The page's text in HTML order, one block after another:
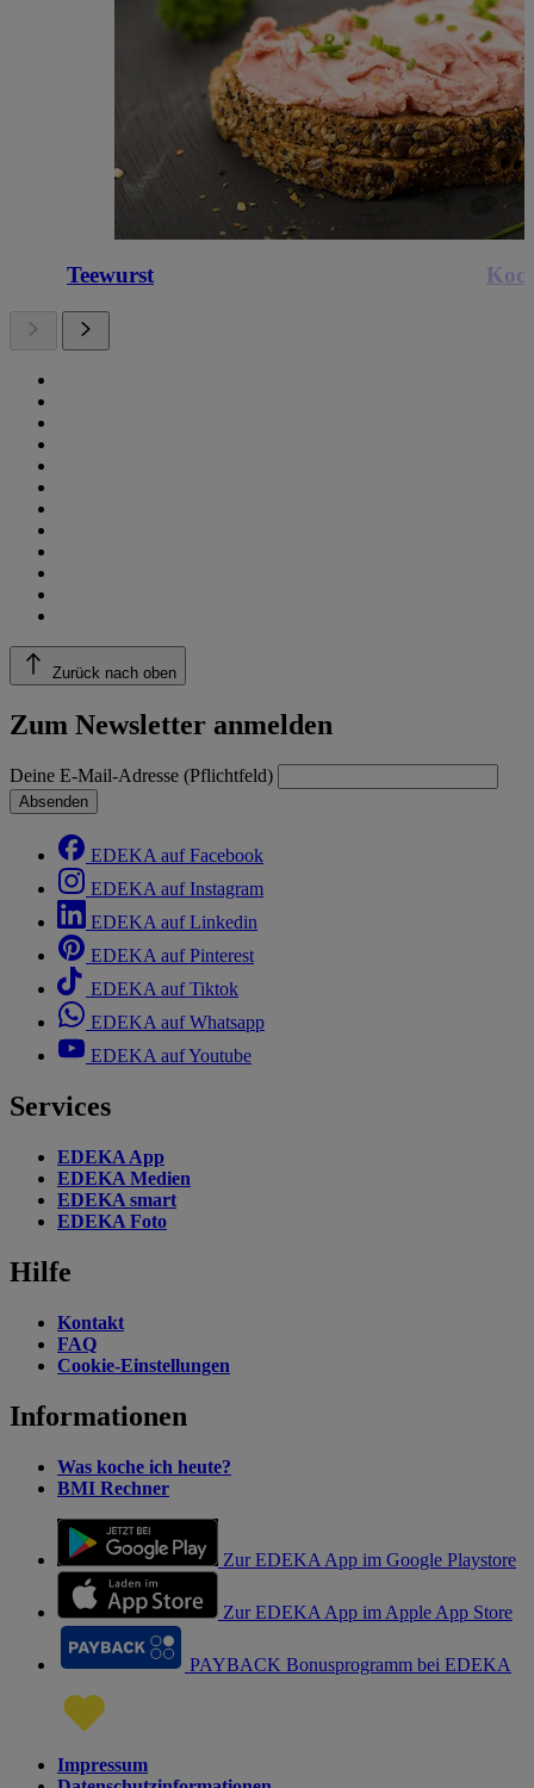
Teewurst
Zurück nach oben
Zum Newsletter anmelden
Deine E-Mail-Adresse (Pflichtfeld)
Absenden
EDEKA auf Facebook
EDEKA auf Instagram
EDEKA auf Linkedin
EDEKA auf Pinterest
EDEKA auf Tiktok
EDEKA auf Whatsapp
EDEKA auf Youtube
Services
EDEKA App
EDEKA Medien
EDEKA smart
EDEKA Foto
Hilfe
Kontakt
FAQ
Cookie-Einstellungen
Informationen
Was koche ich heute?
BMI Rechner
Zur EDEKA App im Google Playstore
Zur EDEKA App im Apple App Store
PAYBACK Bonusprogramm bei EDEKA
Impressum